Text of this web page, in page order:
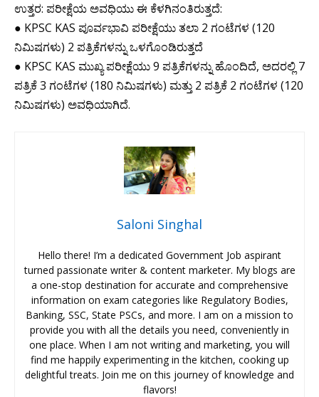
ಉತ್ತರ: ಪರೀಕ್ಷೆಯ ಅವಧಿಯು ಈ ಕೆಳಗಿನಂತಿರುತ್ತದೆ:
● KPSC KAS ಪೂರ್ವಭಾವಿ ಪರೀಕ್ಷೆಯು ತಲಾ 2 ಗಂಟೆಗಳ (120
ನಿಮಿಷಗಳು) 2 ಪತ್ರಿಕೆಗಳನ್ನು ಒಳಗೊಂಡಿರುತ್ತದೆ
● KPSC KAS ಮುಖ್ಯ ಪರೀಕ್ಷೆಯು 9 ಪತ್ರಿಕೆಗಳನ್ನು ಹೊಂದಿದೆ, ಅದರಲ್ಲಿ 7
ಪತ್ರಿಕೆ 3 ಗಂಟೆಗಳ (180 ನಿಮಿಷಗಳು) ಮತ್ತು 2 ಪತ್ರಿಕೆ 2 ಗಂಟೆಗಳ (120
ನಿಮಿಷಗಳು) ಅವಧಿಯಾಗಿದೆ.
Saloni Singhal
Hello there! I’m a dedicated Government Job aspirant
turned passionate writer & content marketer. My blogs are
a one-stop destination for accurate and comprehensive
information on exam categories like Regulatory Bodies,
Banking, SSC, State PSCs, and more. I am on a mission to
provide you with all the details you need, conveniently in
one place. When I am not writing and marketing, you will
find me happily experimenting in the kitchen, cooking up
delightful treats. Join me on this journey of knowledge and
flavors!